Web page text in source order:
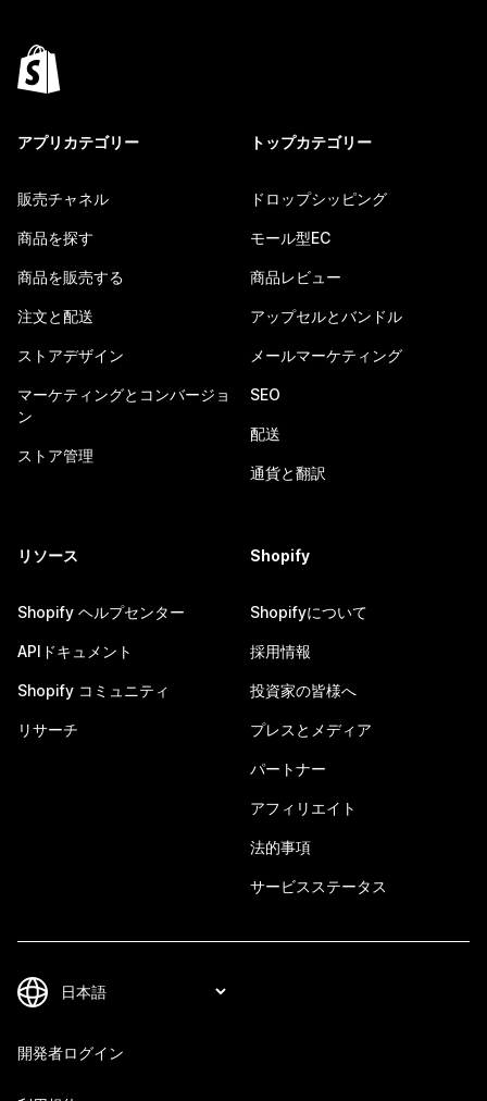
アプリカテゴリー
販売チャネル
商品を探す
商品を販売する
注文と配送
ストアデザイン
マーケティングとコンバージョ
ン
ストア管理
トップカテゴリー
ドロップシッピング
モール型EC
商品レビュー
アップセルとバンドル
メールマーケティング
SEO
配送
通貨と翻訳
リソース
Shopify ヘルプセンター
APIドキュメント
Shopify コミュニティ
リサーチ
Shopify
Shopifyについて
採用情報
投資家の皆様へ
プレスとメディア
パートナー
アフィリエイト
法的事項
サービスステータス
開発者ログイン